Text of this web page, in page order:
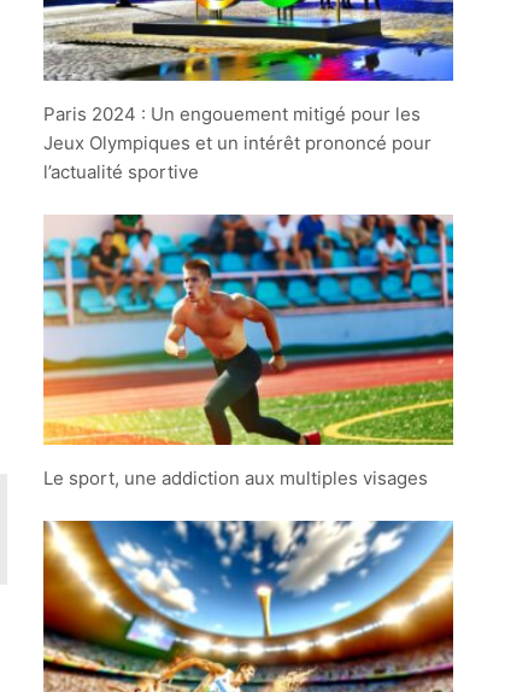
Paris 2024 : Un engouement mitigé pour les
Jeux Olympiques et un intérêt prononcé pour
l’actualité sportive
Le sport, une addiction aux multiples visages